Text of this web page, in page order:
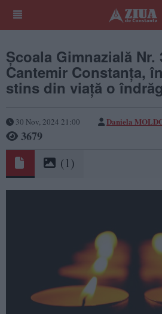
Școala Gimnazială Nr.
Cantemir Constanța,
stins din viață o
30 Nov, 2024 21:00 Daniela
3679
(1)